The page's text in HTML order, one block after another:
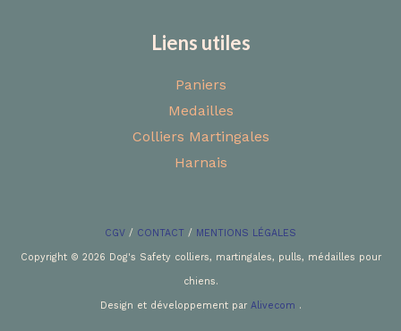
Liens utiles
Paniers
Medailles
Colliers Martingales
Harnais
CGV / CONTACT / MENTIONS LÉGALES
Copyright © 2026 Dog's Safety colliers, martingales, pulls, médailles pour
chiens.
Design et développement par Alivecom .